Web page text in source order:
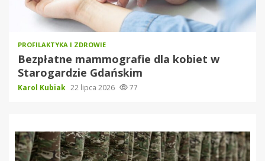
PROFILAKTYKA I ZDROWIE
Bezpłatne mammografie dla kobiet w
Starogardzie Gdańskim
Karol Kubiak 22 lipca 2026 77